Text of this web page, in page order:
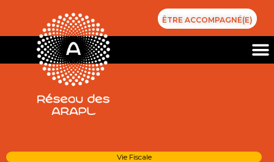
ÊTRE ACCOMPAGNÉ(E)
Vie Fiscale